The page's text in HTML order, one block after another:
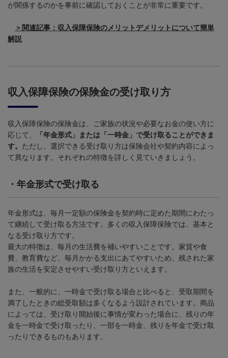
が関係するのかを事前に確認しておくことが非常に重要です。
＞関連記事： 収入保障保険のメリットデメリットについて簡単
解説
収入保障保険の保険金の受け取り方
収入保障保険の保険金は、ご家族の状況や必要なお金の使い方に
応じて、
「年金形式」または「一時金」で受け取ることができま
す。 ただし、選択できる受け取り方は保険会社や契約内容によっ
て異なります。それぞれの特徴を詳しく見ていきましょう。
・ 年金形式で受け取る
年金形式は、毎月一定額の保険金を契約時に定めた期間にわたっ
て継続して受け取る方法です。多くの収入保障保険では、基本と
なる受け取り方です。
最大の特徴は、毎月の生活費を補いやすいことです。家賃や食
費、教育費など、毎月かかる支出にあてやすいため、残された家
族の生活を安定させやすい受け取り方といえます。
また、一般的に、一時金で受け取る場合と比べると、受取期間を
満了したときの総受取額は多くなるよう設計されています。商品
によっては、受け取り開始後に事情が変わった場合に、残りの年
金を一時金で受け取ったり、一部を一時金、残りを年金で受け取
ったりできるものもあります。